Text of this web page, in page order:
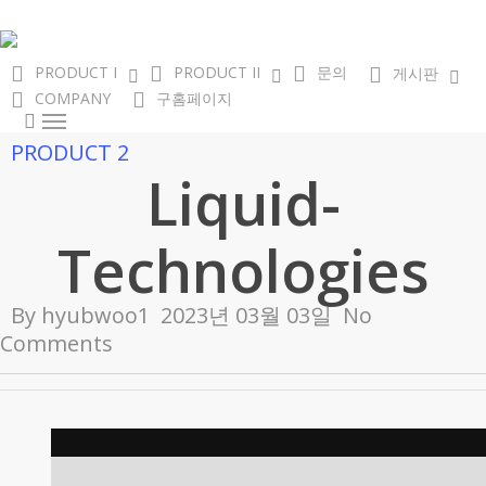
to
main
content
PRODUCT I PRODUCT II 문의
게시판
COMPANY
구홈페이지
search
Menu
PRODUCT 2
Liquid-
Technologies
By hyubwoo1 2023년 03월 03일 No
Comments